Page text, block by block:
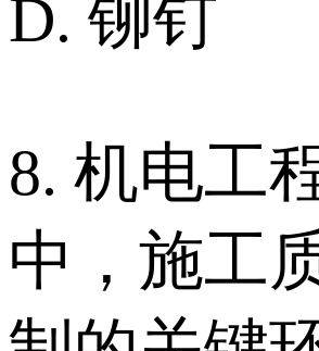
D. 铆钉
8. 机电工
中，施工